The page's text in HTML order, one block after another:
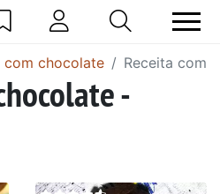
com chocolate Receita com
-